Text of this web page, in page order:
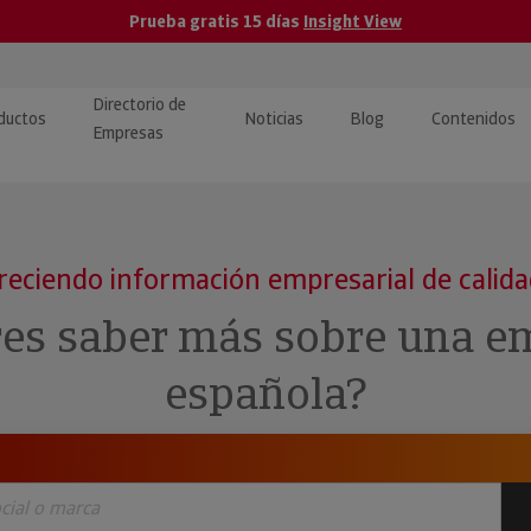
Prueba gratis 15 días Insight View
y ERP
· Recuperación de
Directorio de
Empresas
Noticias Blog Contenidos
Pública
Investigada
información empresarial de
saber más sobre una
española?